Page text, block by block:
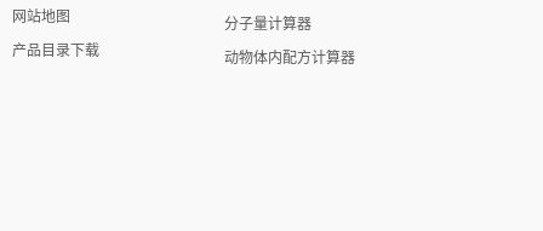
网站地图
产品目录下载
分子量计算器
动物体内配方计算器